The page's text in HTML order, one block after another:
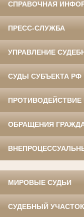
СПРАВОЧНАЯ
ПРЕСС-СЛУЖБА
УПРАВЛЕНИЕ
СУДЫ СУБЪЕКТА РФ
ПРОТИВОДЕЙСТВИЕ
ОБРАЩЕНИЯ
МИРОВЫЕ СУДЬИ
СУДЕБНЫЙ